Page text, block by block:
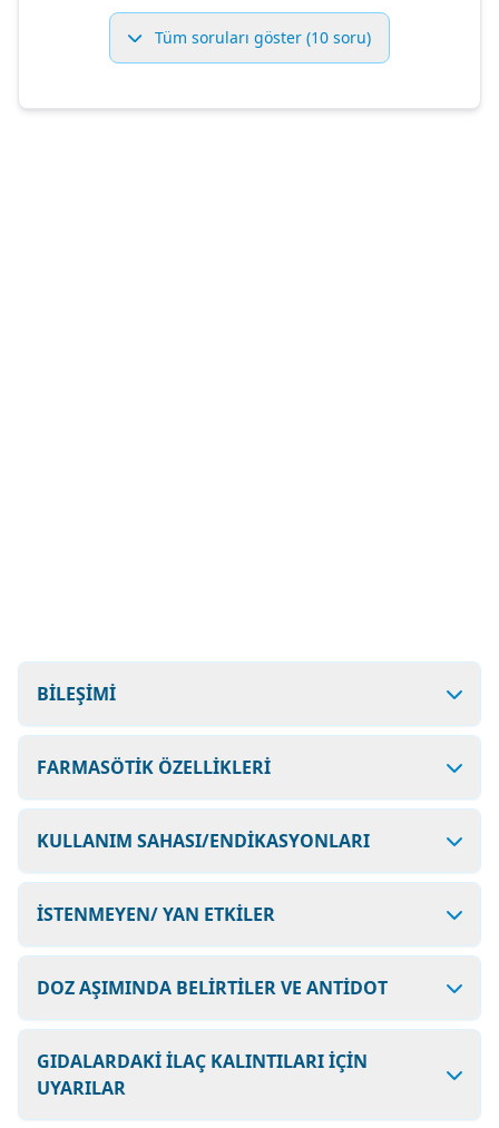
Tüm soruları göster (10 soru)
BİLEŞİMİ
FARMASÖTİK ÖZELLİKLERİ
KULLANIM SAHASI/ENDİKASYONLARI
İSTENMEYEN/ YAN ETKİLER
DOZ AŞIMINDA BELİRTİLER VE ANTİDOT
GIDALARDAKİ İLAÇ KALINTILARI İÇİN
UYARILAR